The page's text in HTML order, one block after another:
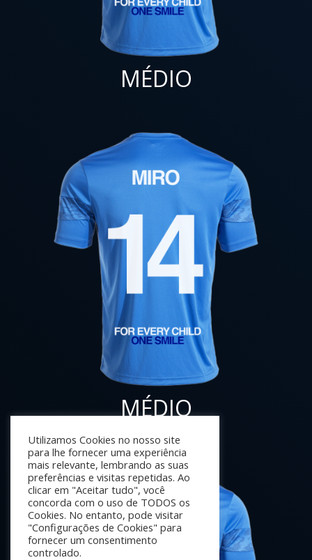
MÉDIO
MÉDIO
Utilizamos Cookies no nosso site
para lhe fornecer uma experiência
mais relevante, lembrando as suas
preferências e visitas repetidas. Ao
clicar em "Aceitar tudo", você
concorda com o uso de TODOS os
Cookies. No entanto, pode visitar
"Configurações de Cookies" para
fornecer um consentimento
controlado.